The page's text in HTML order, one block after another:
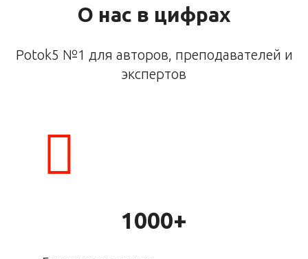
О нас в цифрах
Potok5 №1 для авторов, преподавателей и
экспертов
1000+